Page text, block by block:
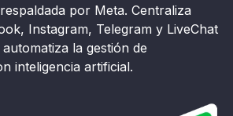
por Meta. Centraliza
Instagram, Telegram y LiveChat
la gestión de
inteligencia artificial.